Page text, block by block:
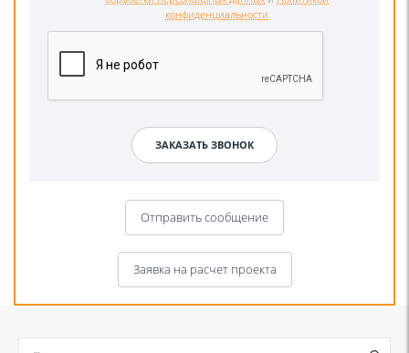
конфиденциальности
Отправить сообщение
Заявка на расчет проекта